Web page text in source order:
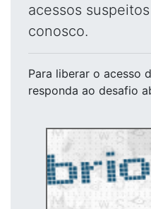
acessos
conosco.
Para liberar o acesso
responda ao desafio